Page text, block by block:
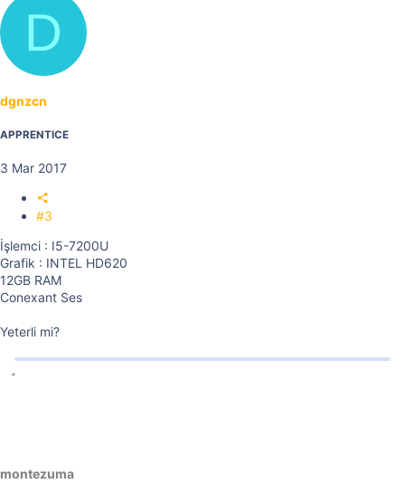
D
dgnzcn
APPRENTICE
3 Mar 2017
#3
İşlemci : I5-7200U
Grafik : INTEL HD620
12GB RAM
Conexant Ses
Yeterli mi?
montezuma